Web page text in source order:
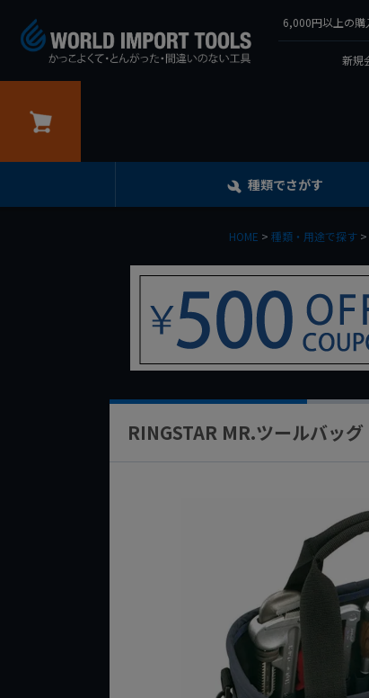
6,000円以上の購
新規
種類でさがす
HOME 種類・用途で探す
RINGSTAR MR.ツールバッ